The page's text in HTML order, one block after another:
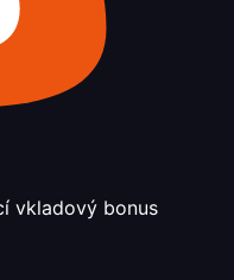
vkladový bonus